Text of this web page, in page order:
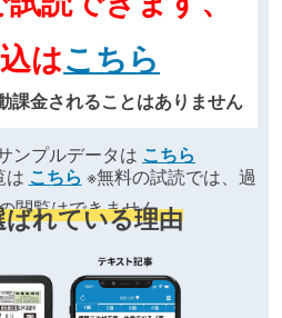
はこちら
課金されることはありません
ンプルデータは こちら
は こちら ※無料の試読では、過
閲覧はできません
ばれている理由